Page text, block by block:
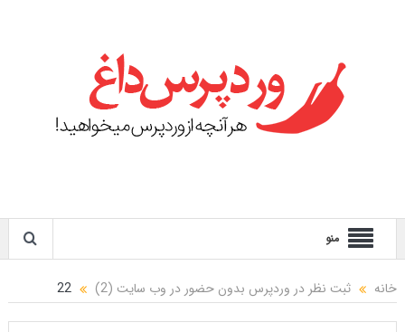
منو
خانه ثبت نظر در وردپرس بدون حضور در وب سایت (2) 22